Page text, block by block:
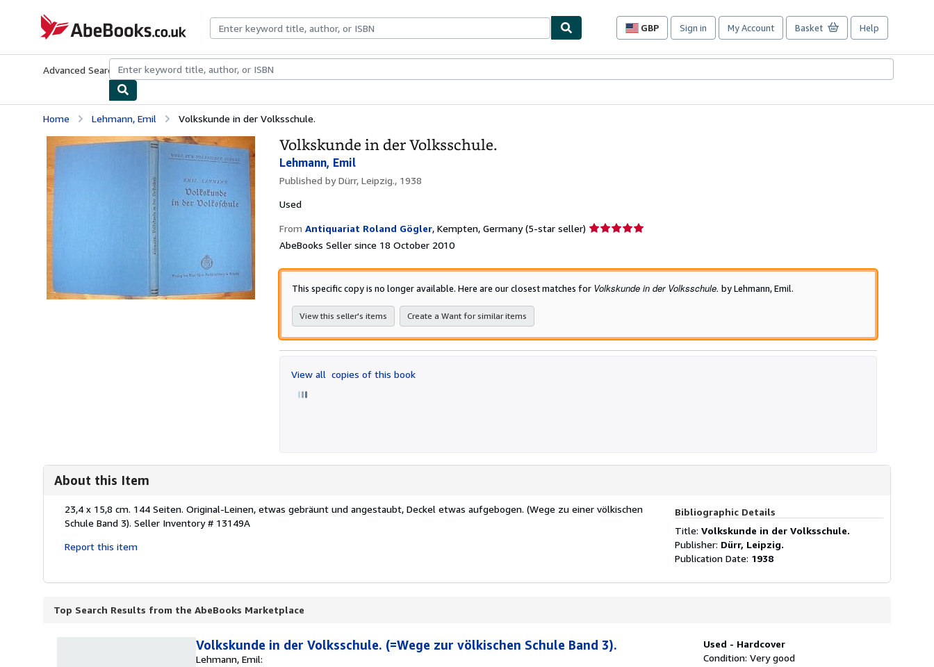
AbeBooks.co.uk
GBP
Site
preferences
Sign in My Account Basket Help
Advanced Search Browse CollectionsRare BooksArt & Collectables
Home Lehmann, Emil Volkskunde in der Volksschule.
Volkskunde in der Volksschule.
Lehmann, Emil
Published byDürr, Leipzig., 1938
Used
From Antiquariat Roland Gögler, Kempten, Germany (5-star seller) Seller
out
of
AbeBooks Seller since 18 October 2010
This specific copy is no longer available. Here are our closest matches for Volkskunde in der Volksschule. by Lehmann, Emil.
View this seller's items Create a Want for similar items
View all copies of this book
About this Item
Description:
23,4 x 15,8 cm. 144 Seiten. Original-Leinen, etwas gebräunt und angestaubt, Deckel etwas aufgebogen. (Wege zu einer völkischen
Schule Band 3). Seller Inventory # 13149A
Report this item
Bibliographic Details
Title: Volkskunde in der Volksschule.
Publisher: Dürr, Leipzig.
Publication Date: 1938
Top Search Results from the AbeBooks Marketplace
Used - Hardcover
Condition: Very good
Volkskunde in der Volksschule. (=Wege zur völkischen Schule Band 3).
Lehmann, Emil: